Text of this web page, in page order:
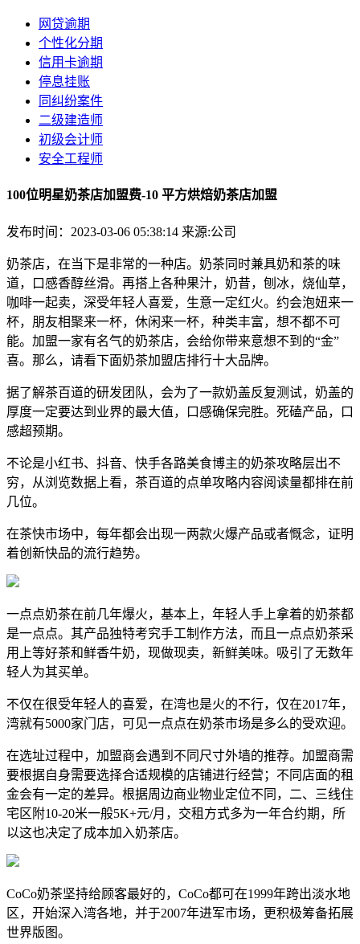
网贷逾期
个性化分期
信用卡逾期
停息挂账
同纠纷案件
二级建造师
初级会计师
安全工程师
100位明星奶茶店加盟费-10 平方烘焙奶茶店加盟
发布时间：2023-03-06 05:38:14 来源:公司
奶茶店，在当下是非常的一种店。奶茶同时兼具奶和茶的味
道，口感香醇丝滑。再搭上各种果汁，奶昔，刨冰，烧仙草，
咖啡一起卖，深受年轻人喜爱，生意一定红火。约会泡妞来一
杯，朋友相聚来一杯，休闲来一杯，种类丰富，想不都不可
能。加盟一家有名气的奶茶店，会给你带来意想不到的“金”
喜。那么，请看下面奶茶加盟店排行十大品牌。
据了解茶百道的研发团队，会为了一款奶盖反复测试，奶盖的
厚度一定要达到业界的最大值，口感确保完胜。死磕产品，口
感超预期。
不论是小红书、抖音、快手各路美食博主的奶茶攻略层出不
穷，从浏览数据上看，茶百道的点单攻略内容阅读量都排在前
几位。
在茶快市场中，每年都会出现一两款火爆产品或者慨念，证明
着创新快品的流行趋势。
一点点奶茶在前几年爆火，基本上，年轻人手上拿着的奶茶都
是一点点。其产品独特考究手工制作方法，而且一点点奶茶采
用上等好茶和鲜香牛奶，现做现卖，新鲜美味。吸引了无数年
轻人为其买单。
不仅在很受年轻人的喜爱，在湾也是火的不行，仅在2017年，
湾就有5000家门店，可见一点点在奶茶市场是多么的受欢迎。
在选址过程中，加盟商会遇到不同尺寸外墙的推荐。加盟商需
要根据自身需要选择合适规模的店铺进行经营；不同店面的租
金会有一定的差异。根据周边商业物业定位不同，二、三线住
宅区附10-20米一般5K+元/月，交租方式多为一年合约期，所
以这也决定了成本加入奶茶店。
CoCo奶茶坚持给顾客最好的，CoCo都可在1999年跨出淡水地
区，开始深入湾各地，并于2007年进军市场，更积极筹备拓展
世界版图。